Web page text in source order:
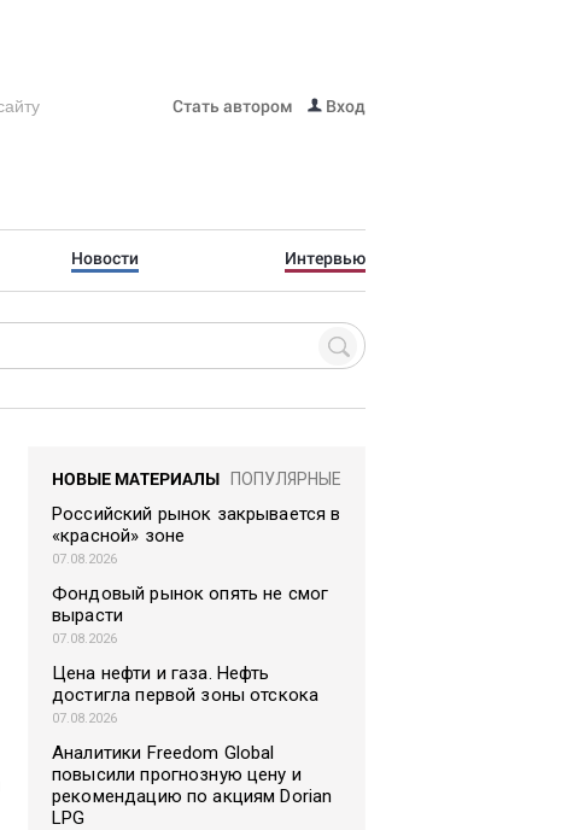
Стать автором Вход
Новости Интервью
НОВЫЕ МАТЕРИАЛЫ ПОПУЛЯРНЫЕ
Российский рынок закрывается в
«красной» зоне
07.08.2026
Фондовый рынок опять не смог
вырасти
07.08.2026
Цена нефти и газа. Нефть
достигла первой зоны отскока
07.08.2026
Аналитики Freedom Global
повысили прогнозную цену и
рекомендацию по акциям Dorian
LPG